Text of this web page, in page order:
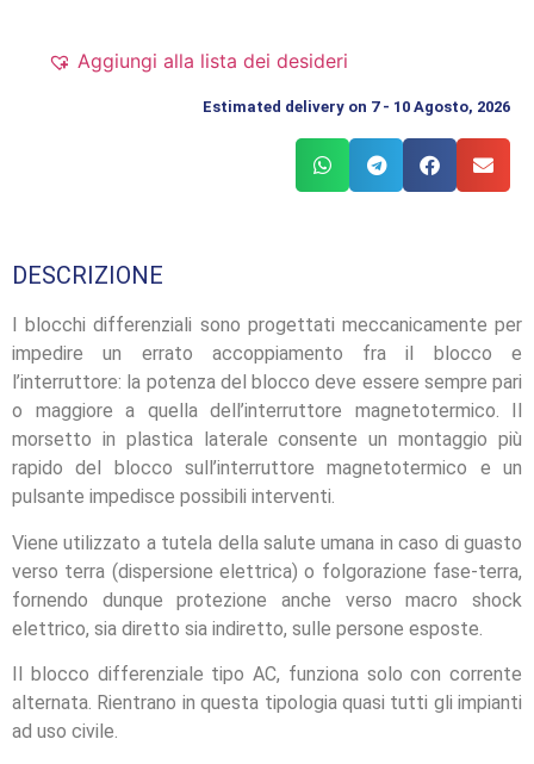
Aggiungi alla lista dei desideri
Estimated delivery on 7 - 10 Agosto, 2026
DESCRIZIONE
I blocchi differenziali sono progettati meccanicamente per
impedire un errato accoppiamento fra il blocco e
l’interruttore: la potenza del blocco deve essere sempre pari
o maggiore a quella dell’interruttore magnetotermico. Il
morsetto in plastica laterale consente un montaggio più
rapido del blocco sull’interruttore magnetotermico e un
pulsante impedisce possibili interventi.
Viene utilizzato a tutela della salute umana in caso di guasto
verso terra (dispersione elettrica) o folgorazione fase-terra,
fornendo dunque protezione anche verso macro shock
elettrico, sia diretto sia indiretto, sulle persone esposte.
Il blocco differenziale tipo AC, funziona solo con corrente
alternata. Rientrano in questa tipologia quasi tutti gli impianti
ad uso civile.